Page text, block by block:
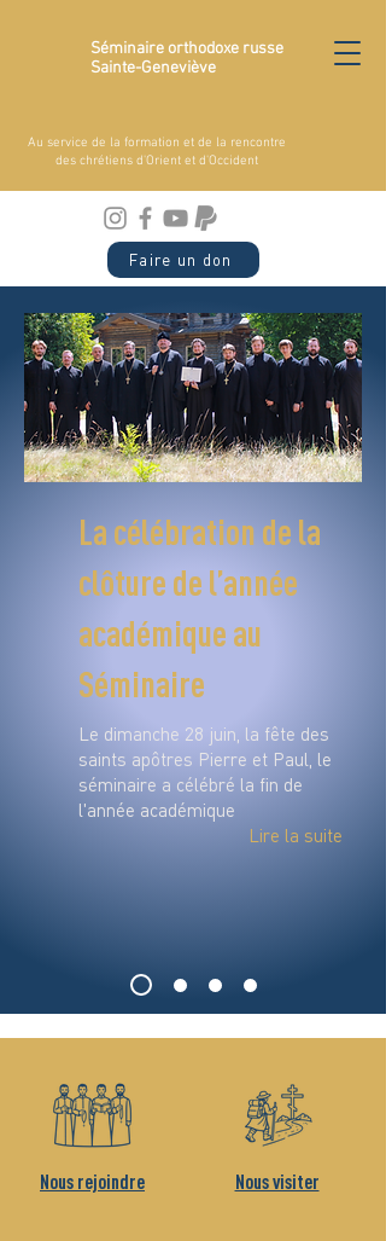
Séminaire orthodoxe russe
Sainte-Geneviève
Au service de la formation et de la rencontre
des chrétiens d'Orient et d'Occident
Faire un don
La célébration de la
clôture de l’année
académique au
Séminaire
Le dimanche 28 juin, la fête des
saints apôtres Pierre et Paul, le
séminaire a célébré la fin de
l'année académique
Lire la suite
Nous rejoindre Nous visiter